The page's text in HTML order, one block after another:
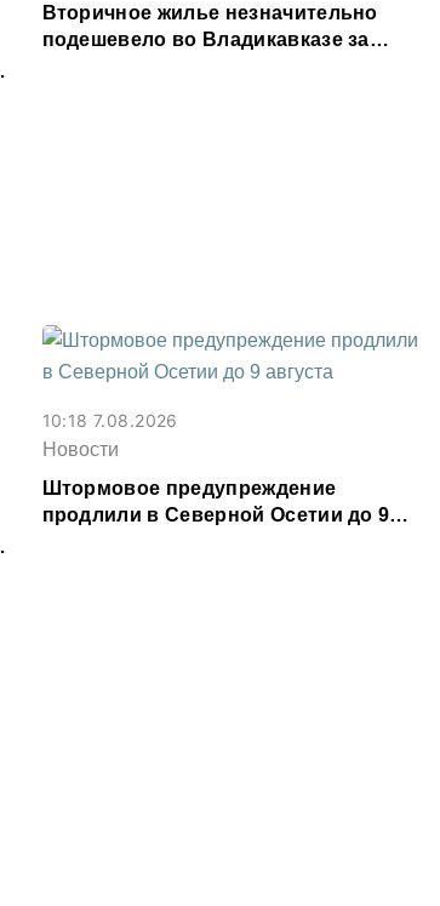
Вторичное жилье незначительно
подешевело во Владикавказе за
10:18 7.08.2026
Новости
Штормовое предупреждение
продлили в Северной Осетии до 9